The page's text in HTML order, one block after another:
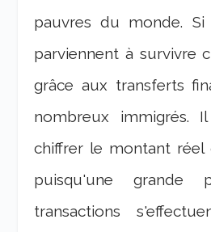
pauvres du monde.
parviennent à survivre
grâce aux transferts
nombreux immigrés.
chiffrer le montant réel
puisqu'une grande
transactions